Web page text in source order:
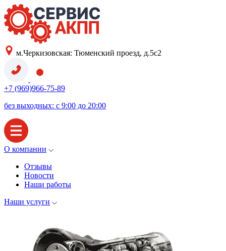
м.Черкизовская: Тюменский проезд, д.5с2
+7 (969)966-75-89
без выходных: с 9:00 до 20:00
О компании
Отзывы
Новости
Наши работы
Наши услуги